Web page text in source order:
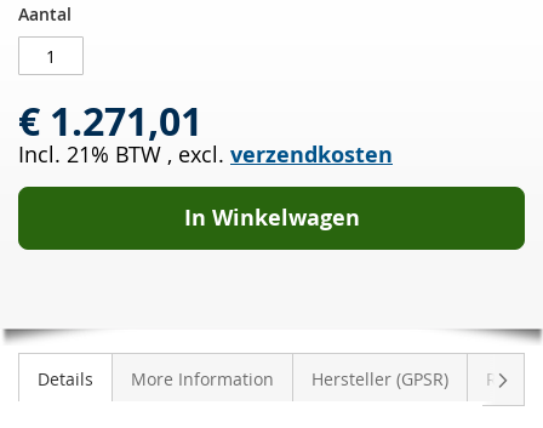
Roetfilter
met
AUDI
Q5
2.0
TDI
OP
VOORRAAD
Aantal
€ 1.271,01
Incl. 21% BTW , excl. verzendkosten
In Winkelwagen
Details More Information Hersteller (GPSR)